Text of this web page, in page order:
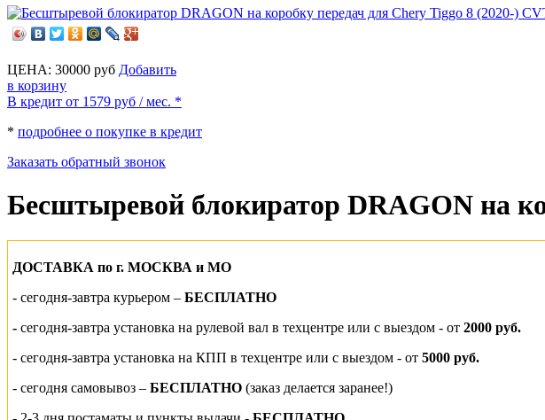
ЦЕНА: 30000 руб Добавить
в корзину
В кредит от 1579 руб / мес. *
* подробнее о покупке в кредит
Заказать обратный звонок
Бесштыревой блокиратор DRAGON на
ДОСТАВКА по г. МОСКВА и МО
- сегодня-завтра курьером – БЕСПЛАТНО
- сегодня-завтра установка на рулевой вал в техцентре или с выездом - от 2000 руб.
- сегодня-завтра установка на КПП в техцентре или с выездом - от 5000 руб.
- сегодня самовывоз – БЕСПЛАТНО (заказ делается заранее!)